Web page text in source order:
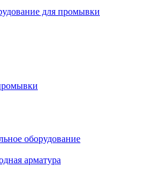
для промывки
оборудование
арматура